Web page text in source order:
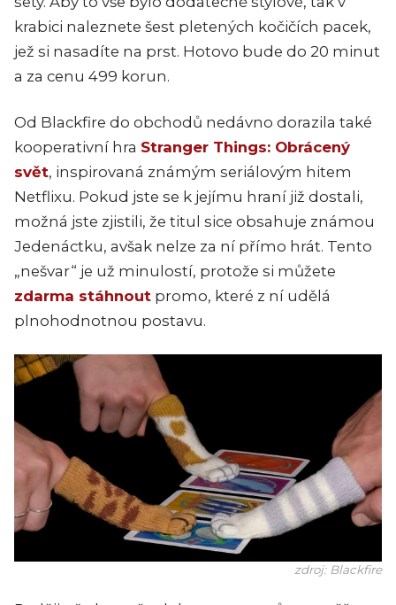
krabici naleznete šest pletených kočičích pacek,
jež si nasadíte na prst. Hotovo bude do 20 minut
a za cenu 499 korun.
Od Blackfire do obchodů nedávno dorazila také
kooperativní hra Stranger Things: Obrácený
svět, inspirovaná známým seriálovým hitem
Netflixu. Pokud jste se k jejímu hraní již dostali,
možná jste zjistili, že titul sice obsahuje známou
Jedenáctku, avšak nelze za ní přímo hrát. Tento
„nešvar“ je už minulostí, protože si můžete
zdarma stáhnout promo, které z ní udělá
plnohodnotnou postavu.
zdroj: Blackfire